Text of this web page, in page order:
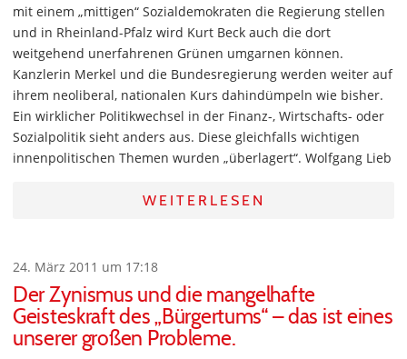
mit einem „mittigen“ Sozialdemokraten die Regierung stellen
und in Rheinland-Pfalz wird Kurt Beck auch die dort
weitgehend unerfahrenen Grünen umgarnen können.
Kanzlerin Merkel und die Bundesregierung werden weiter auf
ihrem neoliberal, nationalen Kurs dahindümpeln wie bisher.
Ein wirklicher Politikwechsel in der Finanz-, Wirtschafts- oder
Sozialpolitik sieht anders aus. Diese gleichfalls wichtigen
innenpolitischen Themen wurden „überlagert“. Wolfgang Lieb
WEITERLESEN
24. März 2011 um 17:18
Der Zynismus und die mangelhafte
Geisteskraft des „Bürgertums“ – das ist eines
unserer großen Probleme.